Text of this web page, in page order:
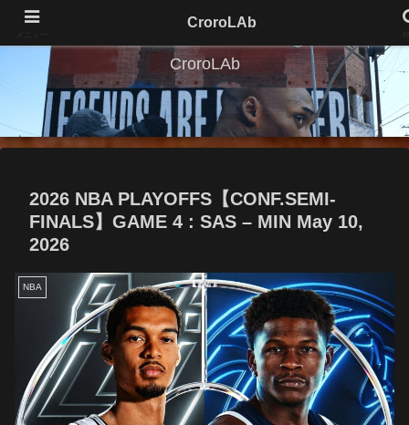
CroroLAb
2026 NBA PLAYOFFS【CONF.SEMI-
FINALS】GAME 4 : SAS – MIN May 10,
2026
NBA
CroroLAb